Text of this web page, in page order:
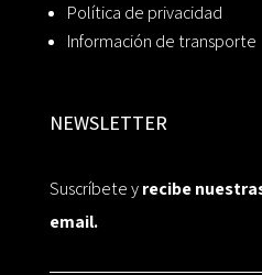
Política de privacidad
Información de transporte
NEWSLETTER
Suscríbete yrecibe
email.